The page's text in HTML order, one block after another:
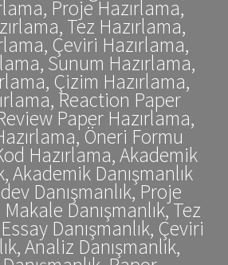
Proje Hazırlama,
Tez Hazırlama,
Çeviri Hazırlama,
Sunum Hazırlama,
Çizim Hazırlama,
Reaction Paper
Paper Hazırlama,
Öneri Formu
Hazırlama, Akademik
Akademik Danışmanlık
Danışmanlık, Proje
Makale Danışmanlık, Tez
Danışmanlık, Çeviri
Analiz Danışmanlık,